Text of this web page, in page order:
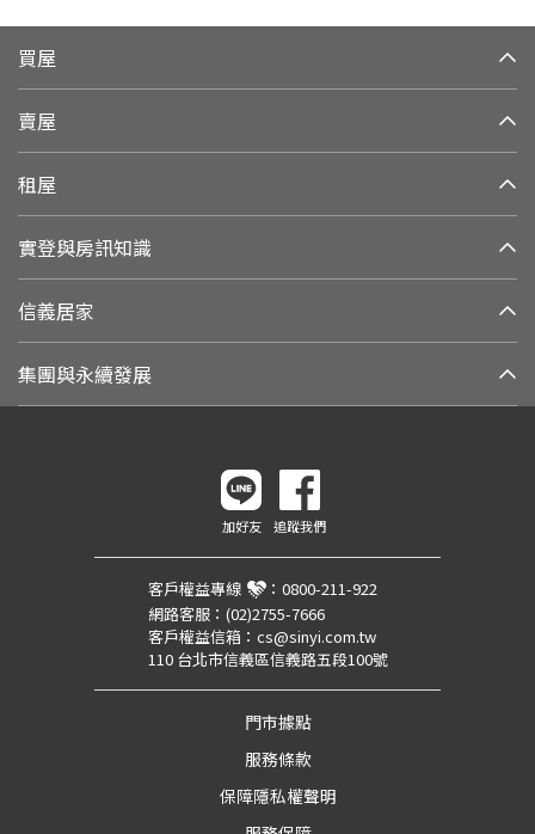
買屋
賣屋
租屋
實登與房訊知識
信義居家
集團與永續發展
加好友 追蹤我們
客戶權益專線 ： 0800-211-922
網路客服： (02)2755-7666
客戶權益信箱： cs@sinyi.com.tw
110 台北市信義區信義路五段100號
門市據點
服務條款
保障隱私權聲明